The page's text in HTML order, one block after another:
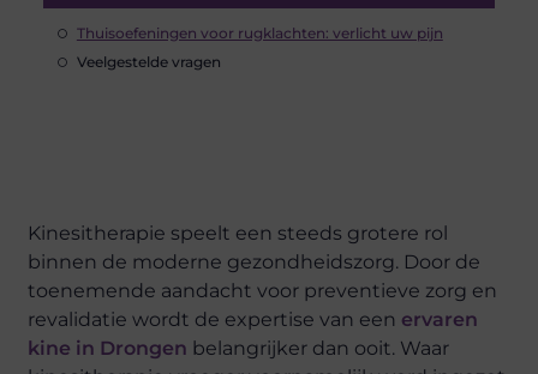
Thuisoefeningen voor rugklachten: verlicht uw pijn
Veelgestelde vragen
Kinesitherapie speelt een steeds grotere rol
binnen de moderne gezondheidszorg. Door de
toenemende aandacht voor preventieve zorg en
revalidatie wordt de expertise van een ervaren
kine in Drongen belangrijker dan ooit. Waar